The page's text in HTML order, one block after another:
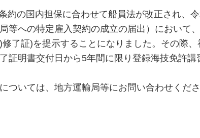
約の国内担保に合わせて船員法が改正され、
等への特定雇入契約の成立の届出）において
了証)を提示することになりました。その際
証明書交付日から5年間に限り登録海技免許
ついては、地方運輸局等にお問い合わせくださ